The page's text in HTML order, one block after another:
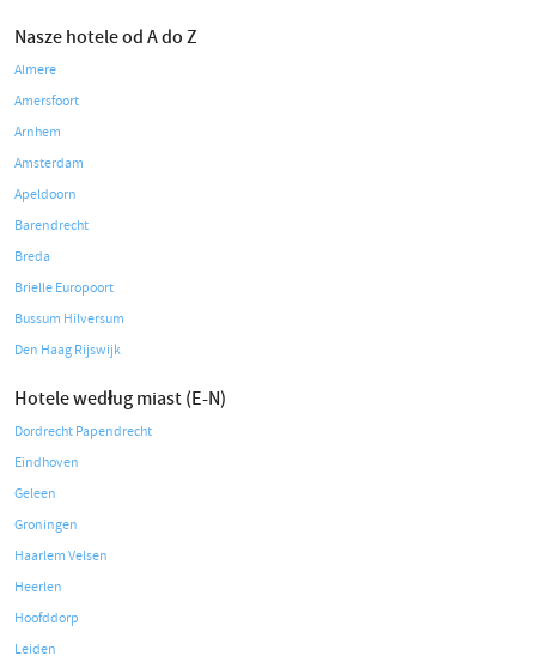
Nasze hotele od A do Z
Almere
Amersfoort
Arnhem
Amsterdam
Apeldoorn
Barendrecht
Breda
Brielle Europoort
Bussum Hilversum
Den Haag Rijswijk
Hotele według miast (E-N)
Dordrecht Papendrecht
Eindhoven
Geleen
Groningen
Haarlem Velsen
Heerlen
Hoofddorp
Leiden